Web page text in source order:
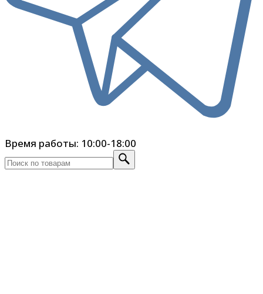
Время работы: 10:00-18:00